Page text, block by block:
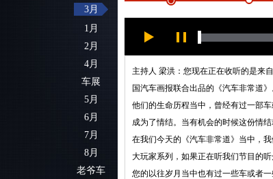
主持人 梁洪：您现在正在收听的是来
国汽车画报联合出品的《汽车非常道
他们的生命历程当中，曾经有过一部
成为了情结。当有机会的时候这份情
在我们今天的《汽车非常道》当中，
大玩家系列，如果正在听我们节目的
您的以往岁月当中也有过一些车或者
1月
2月
3月
4月
车展
5月
6月
7月
8月
老爷车